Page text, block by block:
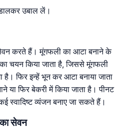
उबाल लें।
करते हैं। मूंगफली का आटा बनाने के
चयन किया जाता है, जिससे मूंगफली
फिर इन्हें भून कर आटा बनाया जाता
या फिर बेकरी में किया जाता है। पीनट
व्यंजन बनाए जा सकते हैं।
सेवन